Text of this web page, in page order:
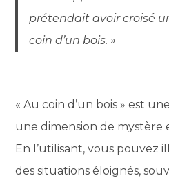
prétendait avoir croisé
coin d’un bois. »
« Au coin d’un bois » est
une dimension de mystère
En l’utilisant, vous pouvez
des situations éloignés,